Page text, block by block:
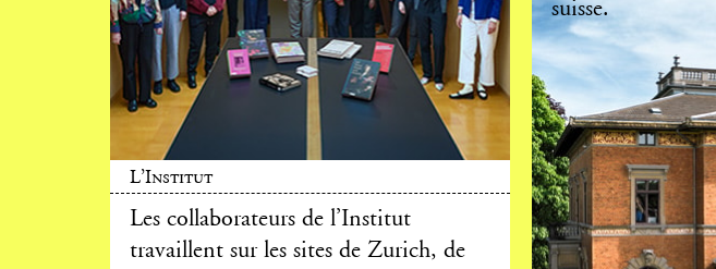
L’Institut
Les collaborateurs de l’Institut
travaillent sur les sites de Zurich, de
suisse.